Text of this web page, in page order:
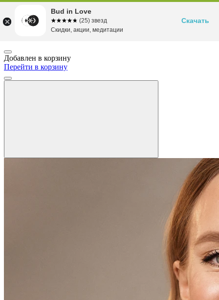
Добавлен в корзину
Перейти в корзину
Bud in Love
☆☆☆☆☆
★★★★★ (25) звезд
Скидки, акции, медитации
Скачать